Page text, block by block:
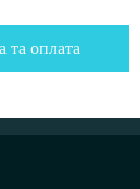
та оплата